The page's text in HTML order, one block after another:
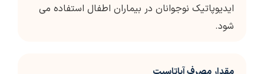
ایدیوپاتیک نوجوانان در بیماران اطفال استفاده می
شود.